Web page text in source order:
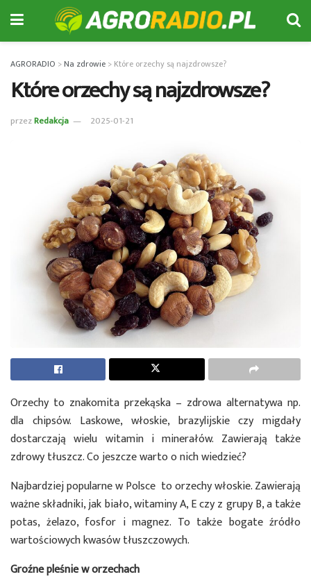
AGRORADIO >Na zdrowie > Które orzechy są najzdrowsze?
Które orzechy są najzdrowsze?
przezRedakcja 2025-01-21
Orzechy to znakomita przekąska – zdrowa alternatywa np.
dla chipsów. Laskowe, włoskie, brazylijskie czy migdały
dostarczają wielu witamin i minerałów. Zawierają także
zdrowy tłuszcz. Co jeszcze warto o nich wiedzieć?
Najbardziej popularne w Polsce to orzechy włoskie. Zawierają
ważne składniki, jak biało, witaminy A, E czy z grupy B, a także
potas, żelazo, fosfor i magnez. To także bogate źródło
wartościowych kwasów tłuszczowych.
Groźne pleśnie w orzechach